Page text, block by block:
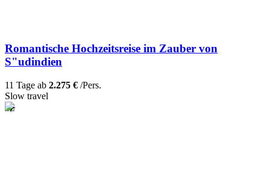
Romantische Hochzeitsreise im Zauber von
S"udindien
11 Tage ab 2.275 € /Pers.
Slow travel